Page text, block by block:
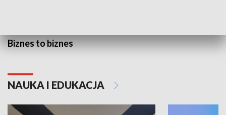
Biznes to biznes
NAUKA I EDUKACJA